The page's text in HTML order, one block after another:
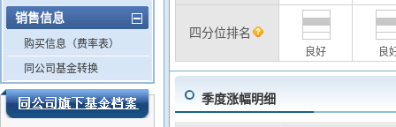
销售信息
购买信息（费率表）
同公司基金转换
四分位排名
良好 良
季度涨幅明细